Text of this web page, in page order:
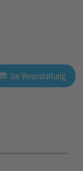
Zur Veranstaltung